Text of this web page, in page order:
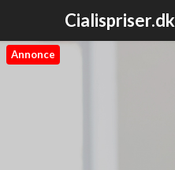
Cialispriser.dk
Annonce